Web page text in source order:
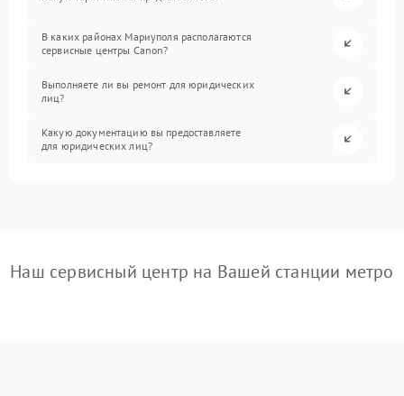
В каких районах Мариуполя располагаются
сервисные центры Canon?
Выполняете ли вы ремонт для юридических
лиц?
Какую документацию вы предоставляете
для юридических лиц?
Наш сервисный центр на Вашей станции метро